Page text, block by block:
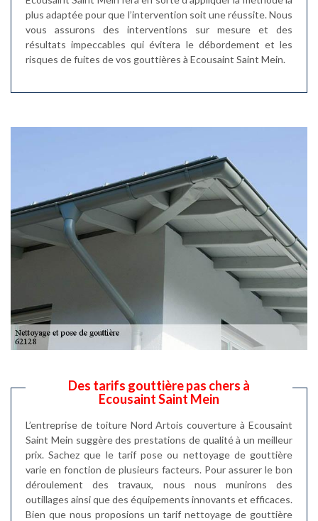
plus adaptée pour que l’intervention soit une réussite. Nous
vous assurons des interventions sur mesure et des
résultats impeccables qui évitera le débordement et les
risques de fuites de vos gouttières à Ecousaint Saint Mein.
Des tarifs gouttière pas chers à
Ecousaint Saint Mein
L’entreprise de toiture Nord Artois couverture à Ecousaint
Saint Mein suggère des prestations de qualité à un meilleur
prix. Sachez que le tarif pose ou nettoyage de gouttière
varie en fonction de plusieurs facteurs. Pour assurer le bon
déroulement des travaux, nous nous munirons des
outillages ainsi que des équipements innovants et efficaces.
Bien que nous proposions un tarif nettoyage de gouttière